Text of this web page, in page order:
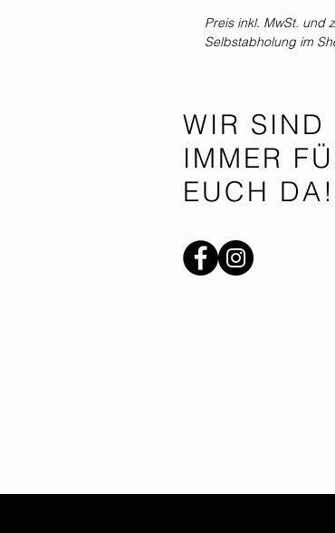
Preis inkl. MwSt. und
Selbstabholung im
WIR SIND
IMMER
EUCH DA!